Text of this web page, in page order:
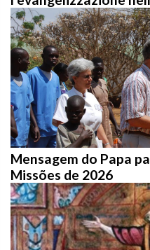
Mensagem do Papa
Missões de 2026